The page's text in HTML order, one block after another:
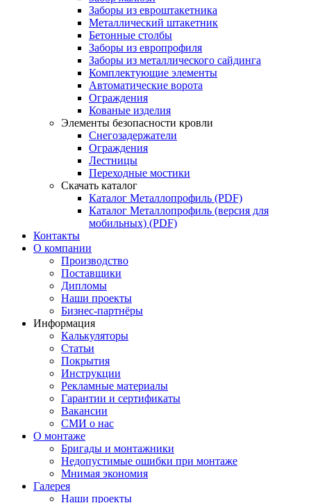
Заборы из евроштакетника
Металлический штакетник
Бетонные столбы
Заборы из европрофиля
Заборы из металлического сайдинга
Комплектующие элементы
Автоматические ворота
Ограждения
Кованые изделия
Элементы безопасности кровли
Снегозадержатели
Ограждения
Лестницы
Переходные мостики
Скачать каталог
Каталог Металлопрофиль (PDF)
Каталог Металлопрофиль (версия для
мобильных) (PDF)
Контакты
О компании
Производство
Поставщики
Дипломы
Наши проекты
Бизнес-партнёры
Информация
Калькуляторы
Статьи
Покрытия
Инструкции
Рекламные материалы
Гарантии и сертификаты
Вакансии
СМИ о нас
О монтаже
Бригады и монтажники
Недопустимые ошибки при монтаже
Мнимая экономия
Галерея
Наши проекты